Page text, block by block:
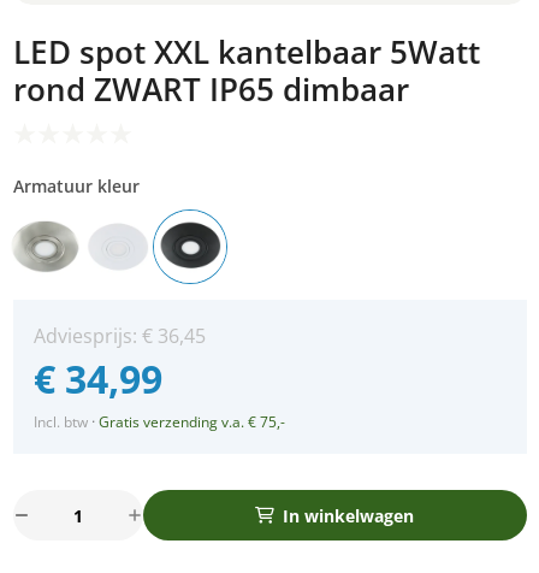
LED spot XXL kantelbaar 5Watt
rond ZWART IP65 dimbaar
Armatuur kleur
Adviesprijs: € 36,45
€ 34,99
Incl. btw ·Gratis verzending v.a. € 75,-
In winkelwagen